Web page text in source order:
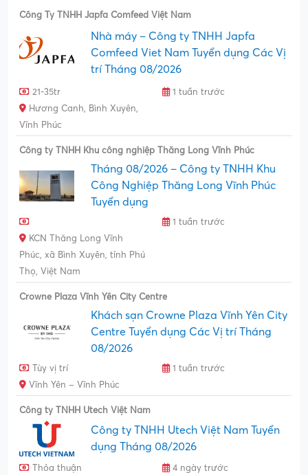
Công Ty TNHH Japfa Comfeed Việt Nam
Nhà máy – Công ty TNHH Japfa
Comfeed Viet Nam Tuyển dụng Các Vị
trí Tháng 08/2026
21-35tr
1 tuần trước
Hương Canh, Bình Xuyên,
Vĩnh Phúc
Công ty TNHH Khu công nghiệp Thăng Long Vĩnh Phúc
Tháng 08/2026 – Công ty TNHH Khu
Công Nghiệp Thăng Long Vĩnh Phúc
Tuyển dụng
1 tuần trước
KCN Thăng Long Vĩnh
Phúc, xã Bình Xuyên, tỉnh Phú
Thọ, Việt Nam
Crowne Plaza Vĩnh Yên City Centre
Khách sạn Crowne Plaza Vĩnh Yên City
Centre Tuyển dụng Các Vị trí Tháng
08/2026
Tùy vị trí
1 tuần trước
Vĩnh Yên – Vĩnh Phúc
Công ty TNHH Utech Việt Nam
Công ty TNHH Utech Việt Nam Tuyển
dụng Tháng 08/2026
Thỏa thuận
4 ngày trước